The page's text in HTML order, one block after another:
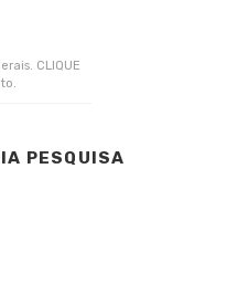
CLIQUE
PESQUISA